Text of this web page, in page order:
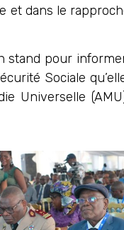
et dans le
stand pour
Sociale
Universelle